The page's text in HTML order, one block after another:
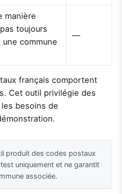
manière
toujours
commune
—
français comportent
Cet outil privilégie des
besoins de
produit des codes postaux
uniquement et ne garantit
associée.